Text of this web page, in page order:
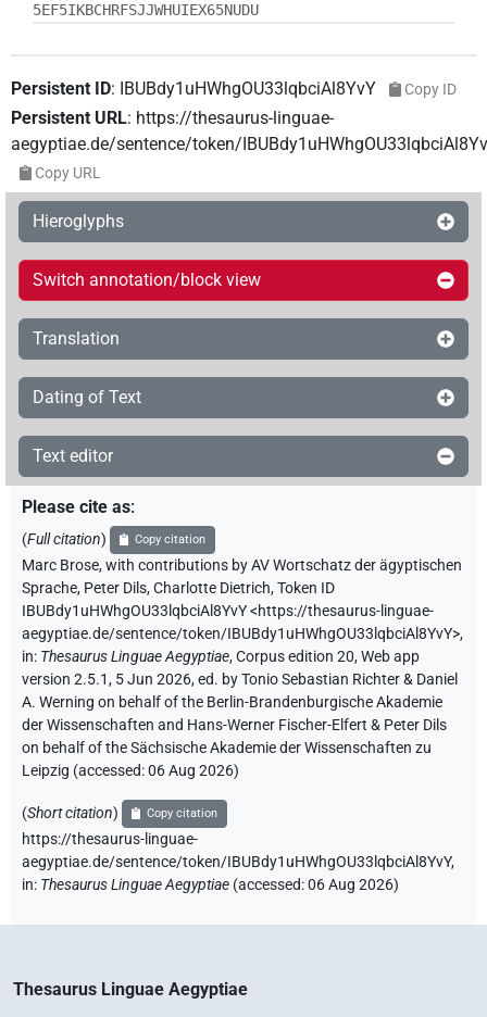
5EF5IKBCHRFSJJWHUIEX65NUDU
Persistent ID: IBUBdy1uHWhgOU33lqbciAl8YvY Copy ID
Persistent URL: https://thesaurus-linguae-
aegyptiae.de/sentence/token/
Copy URL
Hieroglyphs
Switch annotation/block view
Translation
Dating of Text
Text editor
Please cite as:
(Full citation) Copy citation
Marc Brose,with contributions byAV Wortschatz der ägyptischen
Sprache, Peter Dils,Charlotte Dietrich,Token ID
IBUBdy1uHWhgOU33lqbciAl8YvY<https://thesaurus-linguae-
aegyptiae.de/sentence/token/IBUBdy1uHWhgOU33lqbciAl8YvY>,
in: Thesaurus Linguae Aegyptiae,Corpus edition 20, Web app
version 2.5.1, 5 Jun 2026, ed. by Tonio Sebastian Richter & Daniel
A. Werning on behalf of the Berlin-Brandenburgische Akademie
der Wissenschaften and Hans-Werner Fischer-Elfert & Peter Dils
on behalf of the Sächsische Akademie der Wissenschaften zu
Leipzig (accessed:06 Aug 2026)
(Short citation) Copy citation
https://thesaurus-linguae-
aegyptiae.de/sentence/token/IBUBdy1uHWhgOU33lqbciAl8YvY,
in: Thesaurus Linguae Aegyptiae (accessed:06 Aug 2026)
Thesaurus Linguae Aegyptiae